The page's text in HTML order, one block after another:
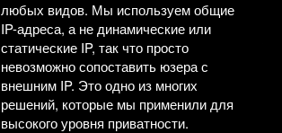
любых видов. Мы используем общие
IP-адреса, а не динамические или
статические IP, так что просто
невозможно сопоставить юзера с
внешним IP. Это одно из многих
решений, которые мы применили для
высокого уровня приватности.